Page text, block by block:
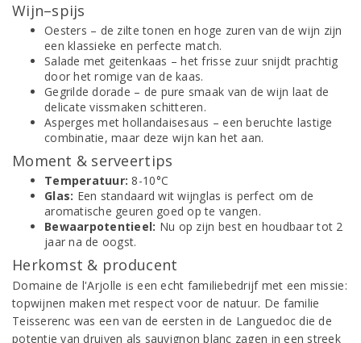
Wijn–spijs
Oesters – de zilte tonen en hoge zuren van de wijn zijn
een klassieke en perfecte match.
Salade met geitenkaas – het frisse zuur snijdt prachtig
door het romige van de kaas.
Gegrilde dorade – de pure smaak van de wijn laat de
delicate vissmaken schitteren.
Asperges met hollandaisesaus – een beruchte lastige
combinatie, maar deze wijn kan het aan.
Moment & serveertips
Temperatuur: 8-10°C
Glas: Een standaard wit wijnglas is perfect om de
aromatische geuren goed op te vangen.
Bewaarpotentieel: Nu op zijn best en houdbaar tot 2
jaar na de oogst.
Herkomst & producent
Domaine de l'Arjolle is een echt familiebedrijf met een missie:
topwijnen maken met respect voor de natuur. De familie
Teisserenc was een van de eersten in de Languedoc die de
potentie van druiven als sauvignon blanc zagen in een streek